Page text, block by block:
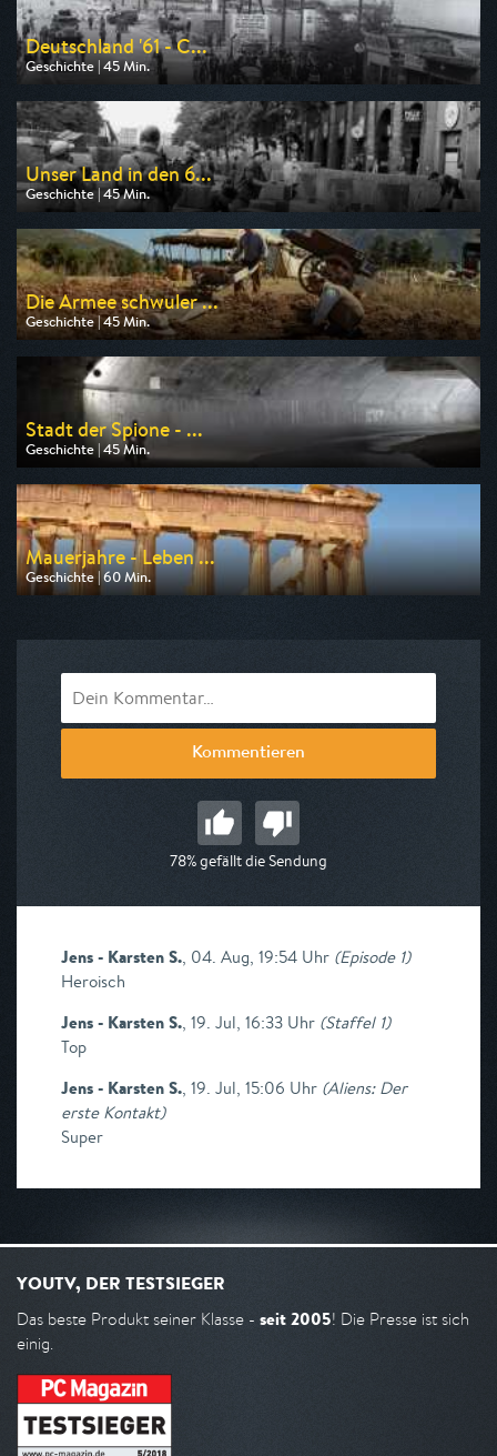
Deutschland '61 - C...
Geschichte | 45 Min.
Ausgestrahlt von ZDF
am 12.08.2026, 23:15
Unser Land in den 6...
Geschichte | 45 Min.
Ausgestrahlt von Phoenix
am 09.08.2026, 20:15
Die Armee schwuler ...
Geschichte | 45 Min.
Ausgestrahlt von ZDF info
am 12.08.2026, 20:15
Stadt der Spione - ...
Geschichte | 45 Min.
Ausgestrahlt von 3sat
am 11.08.2026, 23:15
Mauerjahre - Leben ...
Geschichte | 60 Min.
Ausgestrahlt von Phoenix
Kommentieren
78% gefällt die Sendung
Jens - Karsten S., 04. Aug, 19:54 Uhr (Episode 1)
Heroisch
Jens - Karsten S., 19. Jul, 16:33 Uhr (Staffel 1)
Top
Jens - Karsten S., 19. Jul, 15:06 Uhr (Aliens: Der
erste Kontakt)
Super
YOUTV, DER TESTSIEGER
Das beste Produkt seiner Klasse - seit 2005! Die Presse ist sich
einig.